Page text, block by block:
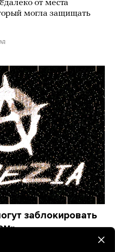
от места
могла защищать
заблокировать
из самых популярных